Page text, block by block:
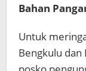
Bahan
Untuk
Bengkulu